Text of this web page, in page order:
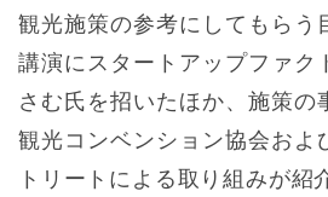
観光施策の参考にしてもらう
講演にスタートアップファク
さむ氏を招いたほか、施策の
観光コンベンション協会およ
トリートによる取り組みが紹